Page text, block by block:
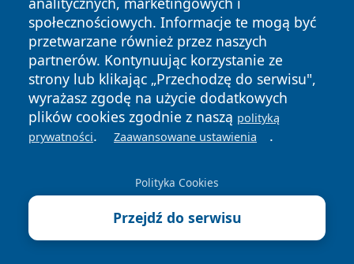
społecznościowych. Informacje te mogą być
przetwarzane również przez naszych
partnerów. Kontynuując korzystanie ze
strony lub klikając „Przechodzę do serwisu",
wyrażasz zgodę na użycie dodatkowych
plików cookies zgodnie z naszą polityką
prywatności. Zaawansowane ustawienia .
Polityka Cookies
Przejdź do serwisu
Copyright © 2026 raciborski24.pl Wszystkie prawa
zastrzeżone.
News Autorzy
Polityka
Prywatności
Polityka
Cookies